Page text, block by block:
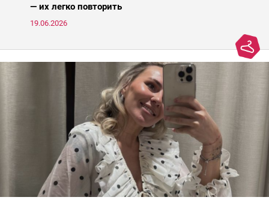
— их легко повторить
19.06.2026